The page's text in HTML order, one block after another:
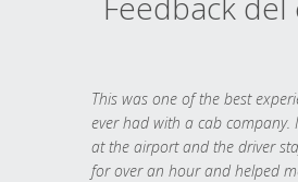
This was one of the best
ever had with a cab company.
at the airport and the driver
for over an hour and helped